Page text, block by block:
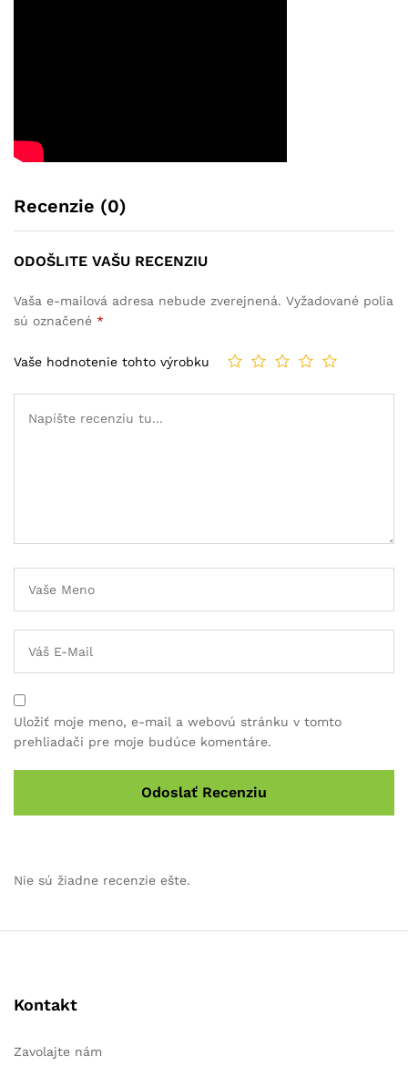
Recenzie (0)
ODOŠLITE VAŠU RECENZIU
Vaša e-mailová adresa nebude zverejnená. Vyžadované polia
sú označené *
Vaše hodnotenie tohto výrobku
Uložiť moje meno, e-mail a webovú stránku v tomto
prehliadači pre moje budúce komentáre.
Nie sú žiadne recenzie ešte.
Kontakt
Zavolajte nám